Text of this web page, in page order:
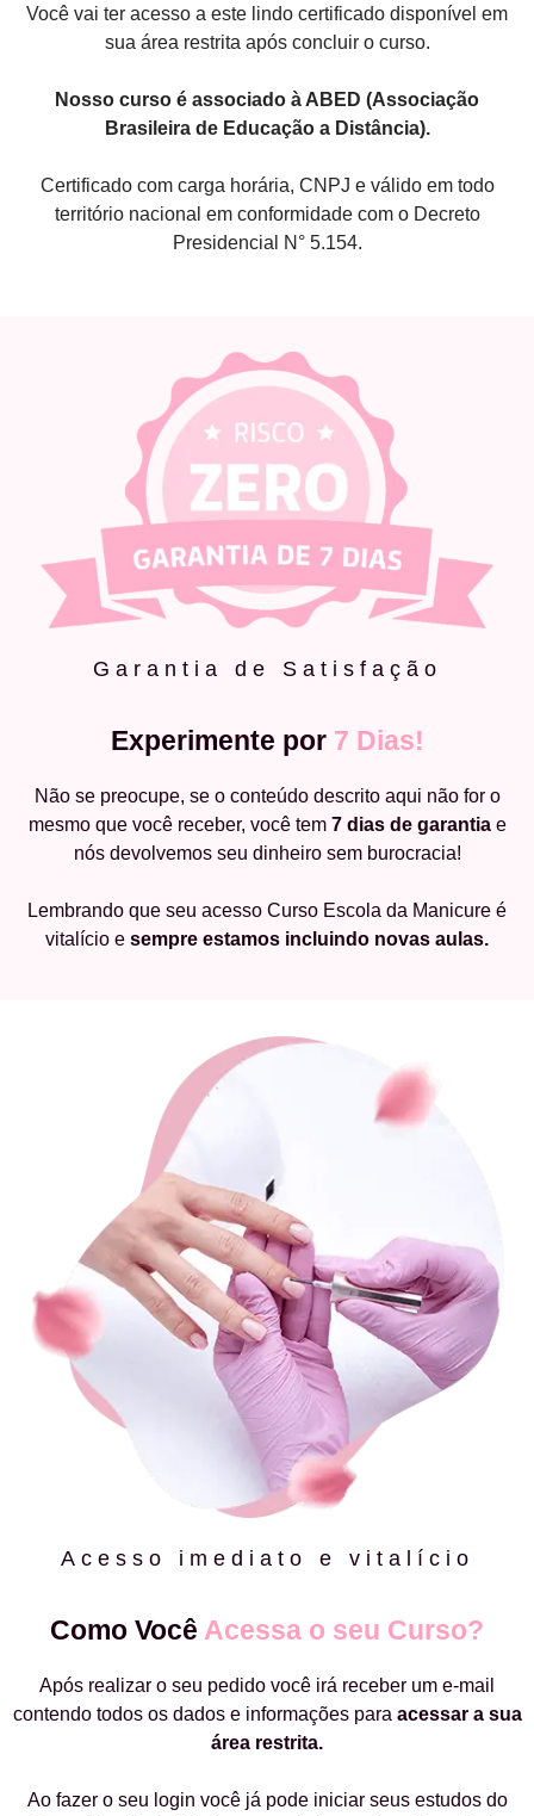
Você vai ter acesso a este lindo certificado disponível em
sua área restrita após concluir o curso.
Nosso curso é associado à ABED (Associação
Brasileira de Educação a Distância).
Certificado com carga horária, CNPJ e válido em todo
território nacional em conformidade com o Decreto
Presidencial N° 5.154.
Garantia de Satisfação
Experimente por 7 Dias!
Não se preocupe, se o conteúdo descrito aqui não for o
mesmo que você receber, você tem 7 dias de garantiae
nós devolvemos seu dinheiro sem burocracia!
Lembrando que seu acesso Curso Escola da Manicure é
vitalício e sempre estamos incluindo novas aulas.
Acesso imediato e vitalício
Como Você Acessa o seu Curso?
Após realizar o seu pedido você irá receber um e-mail
contendo todos os dados e informações para acessar a sua
área restrita.
Ao fazer o seu login você já pode iniciar seus estudos do